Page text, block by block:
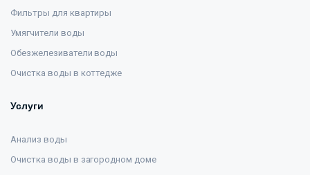
Фильтры для квартиры
Умягчители воды
Обезжелезиватели воды
Очистка воды в коттедже
Услуги
Анализ воды
Очистка воды в загородном доме